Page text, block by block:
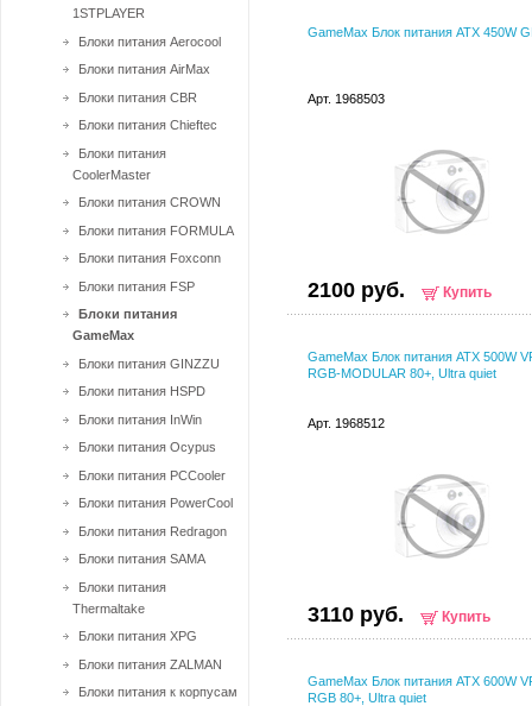
GameMax Блок питания ATX 450W
Арт. 1968503
2100 руб. Купить
GameMax Блок питания ATX 500W
RGB-MODULAR 80+, Ultra quiet
Арт. 1968512
3110 руб. Купить
GameMax Блок питания ATX 600W
RGB 80+, Ultra quiet
1STPLAYER
Блоки питания Aerocool
Блоки питания AirMax
Блоки питания CBR
Блоки питания Chieftec
Блоки питания
CoolerMaster
Блоки питания CROWN
Блоки питания FORMULA
Блоки питания Foxconn
Блоки питания FSP
Блоки питания
GameMax
Блоки питания GINZZU
Блоки питания HSPD
Блоки питания InWin
Блоки питания Ocypus
Блоки питания PCCooler
Блоки питания PowerCool
Блоки питания Redragon
Блоки питания SAMA
Блоки питания
Thermaltake
Блоки питания XPG
Блоки питания ZALMAN
Блоки питания к корпусам